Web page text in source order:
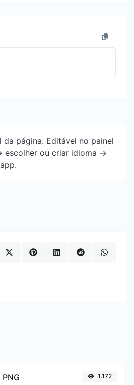
da página: Editável no painel
escolher ou criar idioma ->
1.172